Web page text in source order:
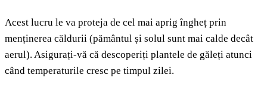
Acest lucru le va proteja de cel mai aprig îngheț prin
menținerea căldurii (pământul și solul sunt mai calde decât
aerul). Asigurați-vă că descoperiți plantele de găleți atunci
când temperaturile cresc pe timpul zilei.